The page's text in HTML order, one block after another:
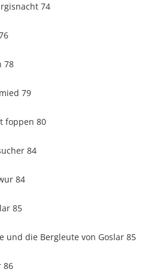
74
78
79
foppen 80
84
84
85
und die Bergleute von Goslar 85
86